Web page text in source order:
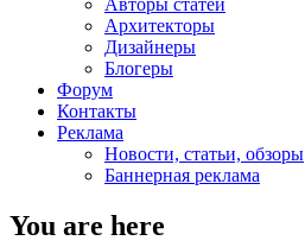
Авторы статей
Архитекторы
Дизайнеры
Блогеры
Форум
Контакты
Реклама
Новости, статьи, обзоры
Баннерная реклама
You are here